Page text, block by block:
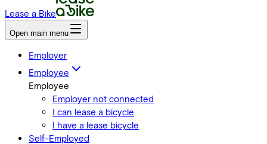
Lease a Bike
Open main menu
Employer
Employee
Employee
Employer not connected
I can lease a bicycle
I have a lease bicycle
Self-Employed